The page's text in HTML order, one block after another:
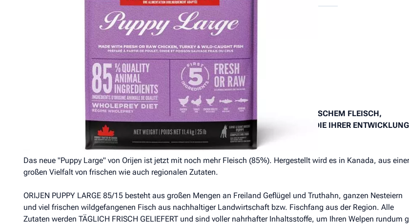
Orijen Dog Puppy Large
Alleinfuttermittel für Welpen von Mittleren bis Riesen Rassen.
85% Fleisch (davon 2/3 Frisch oder Roh und 1/3 schonend getrocknet)
15% Obst und Gemüse
HUNDEWELPEN GROSSER RASSEN HABEN EINEN NATÜRLICHEN BEDARF AN FRISCHEM FLEISCH,
WELCHES GENAU DIE MENGE AN KALORIEN UND MINERALSTOFFEN ENTHÄLT, DIE IHRER ENTWICKLUNG
UND DEM SENSIBLEN WACHSTUM ANGEPASST IST.
Das neue "Puppy Large" von Orijen ist jetzt mit noch mehr Fleisch (85%). Hergestellt wird es in Kanada, aus einer
großen Vielfalt von frischen wie auch regionalen Zutaten.
ORIJEN PUPPY LARGE 85/15 besteht aus großen Mengen an Freiland Geflügel und Truthahn, ganzen Nesteiern
und viel frischen wildgefangenen Fisch aus nachhaltiger Landwirtschaft bzw. Fischfang aus der Region. Alle
Zutaten werden TÄGLICH FRISCH GELIEFERT und sind voller nahrhafter Inhaltsstoffe, um Ihren Welpen rundum